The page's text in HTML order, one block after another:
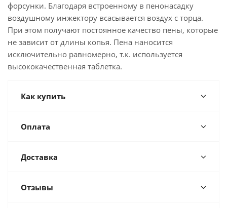
форсунки. Благодаря встроенному в пенонасадку
воздушному инжектору всасывается воздух с торца.
При этом получают постоянное качество пены, которые
не зависит от длины копья. Пена наносится
исключительно равномерно, т.к. используется
высококачественная таблетка.
Как купить
Оплата
Доставка
Отзывы